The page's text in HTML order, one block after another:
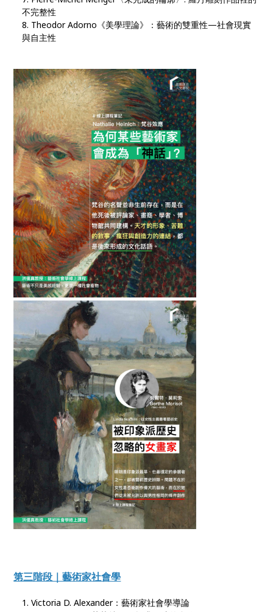
不完整性
Theodor Adorno《美學理論》：藝術的雙重性—社會現實
與自主性
第三階段｜藝術家社會學
Victoria D. Alexander：藝術家社會學導論